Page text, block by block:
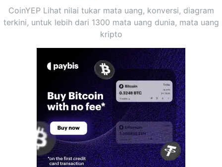
CoinYEP Lihat nilai tukar mata uang, konversi, diagram
terkini, untuk lebih dari 1300 mata uang dunia, mata uang
kripto